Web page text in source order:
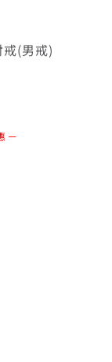
(男戒)